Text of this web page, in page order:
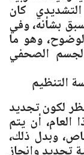
كان
بشأنه، وفي
وهو ما
الصحفي
التنظيم
لكون تجديد
العام، أن يتم
وبدل ذلك،